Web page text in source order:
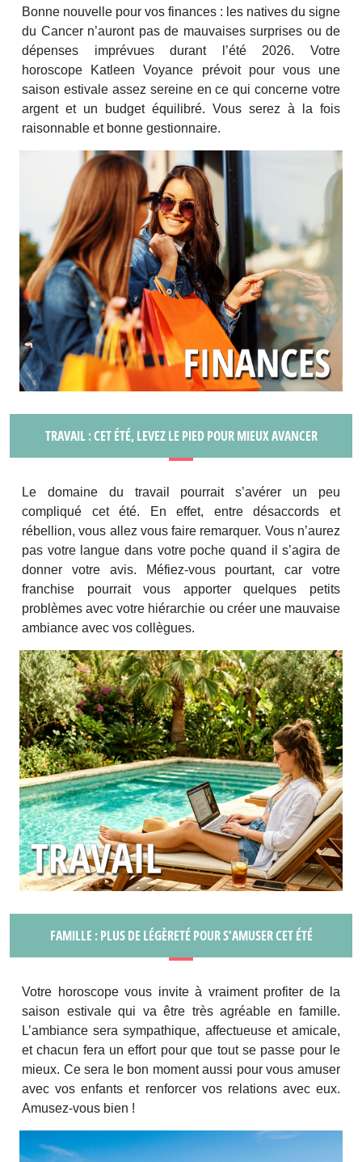
Bonne nouvelle pour vos finances : les natives du signe
du Cancer n’auront pas de mauvaises surprises ou de
dépenses imprévues durant l’été 2026. Votre
horoscope Katleen Voyance prévoit pour vous une
saison estivale assez sereine en ce qui concerne votre
argent et un budget équilibré. Vous serez à la fois
raisonnable et bonne gestionnaire.
TRAVAIL : CET ÉTÉ, LEVEZ LE PIED POUR MIEUX AVANCER
Le domaine du travail pourrait s’avérer un peu
compliqué cet été. En effet, entre désaccords et
rébellion, vous allez vous faire remarquer. Vous n’aurez
pas votre langue dans votre poche quand il s’agira de
donner votre avis. Méfiez-vous pourtant, car votre
franchise pourrait vous apporter quelques petits
problèmes avec votre hiérarchie ou créer une mauvaise
ambiance avec vos collègues.
FAMILLE : PLUS DE LÉGÈRETÉ POUR S’AMUSER CET ÉTÉ
Votre horoscope vous invite à vraiment profiter de la
saison estivale qui va être très agréable en famille.
L’ambiance sera sympathique, affectueuse et amicale,
et chacun fera un effort pour que tout se passe pour le
mieux. Ce sera le bon moment aussi pour vous amuser
avec vos enfants et renforcer vos relations avec eux.
Amusez-vous bien !